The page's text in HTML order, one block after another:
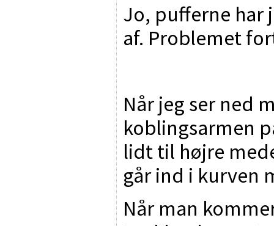
Jo, pufferne har
af. Problemet
Når jeg ser ned
koblingsarmen
lidt til højre
går ind i kurven
Når man